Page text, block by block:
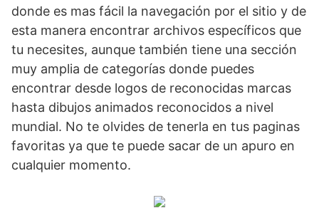
donde es mas fácil la navegación por el sitio y de
esta manera encontrar archivos específicos que
tu necesites, aunque también tiene una sección
muy amplia de categorías donde puedes
encontrar desde logos de reconocidas marcas
hasta dibujos animados reconocidos a nivel
mundial. No te olvides de tenerla en tus paginas
favoritas ya que te puede sacar de un apuro en
cualquier momento.